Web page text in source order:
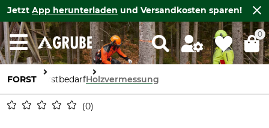
Jetzt App herunterladen und Versandkosten sparen!
0
FORST ForstbedarfHolzvermessung
0